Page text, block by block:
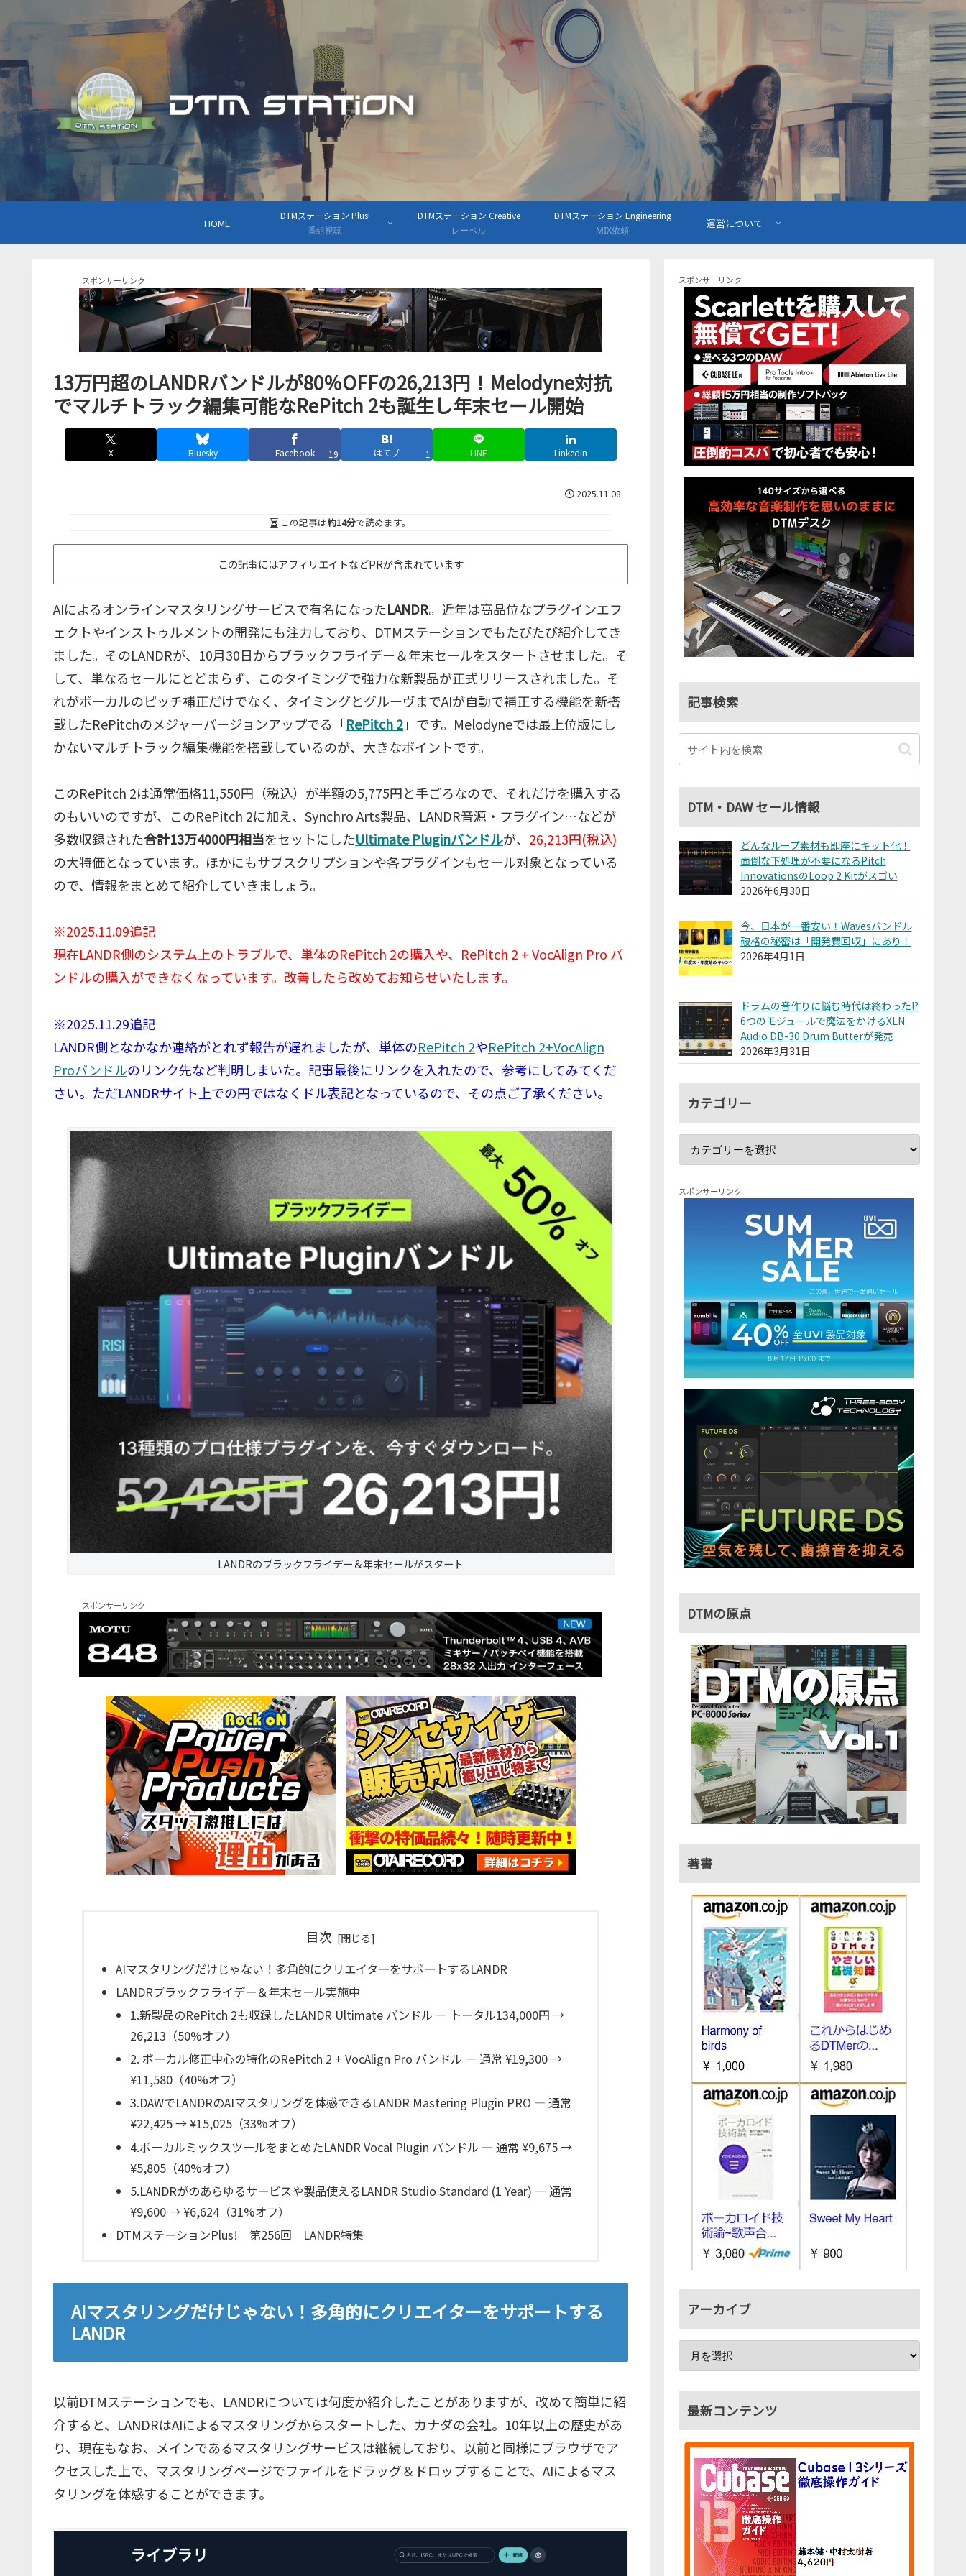
HOME
DTMステーション Plus!
番組視聴
DTMステーション Creative
レーベル
DTMステーション Engineering
MIX依頼
運営について
スポンサーリンク
13万円超のLANDRバンドルが80％OFFの26,213円！Melodyne対抗
でマルチトラック編集可能なRePitch 2も誕生し年末セール開始
X Bluesky Facebook 19 はてブ 1 LINE LinkedIn
2025.11.08
この記事は約14分で読めます。
この記事にはアフィリエイトなどPRが含まれています
AIによるオンラインマスタリングサービスで有名になったLANDR。近年は高品位なプラグインエフ
ェクトやインストゥルメントの開発にも注力しており、DTMステーションでもたびたび紹介してき
ました。そのLANDRが、10月30日からブラックフライデー＆年末セールをスタートさせました。そ
して、単なるセールにとどまらず、このタイミングで強力な新製品が正式リリースされました。そ
れがボーカルのピッチ補正だけでなく、タイミングとグルーヴまでAIが自動で補正する機能を新搭
載したRePitchのメジャーバージョンアップでる「RePitch 2」です。Melodyneでは最上位版にし
かないマルチトラック編集機能を搭載しているのが、大きなポイントです。
このRePitch 2は通常価格11,550円（税込）が半額の5,775円と手ごろなので、それだけを購入する
のもいいのですが、このRePitch 2に加え、Synchro Arts製品、LANDR音源・プラグイン…などが
多数収録された合計13万4000円相当をセットにしたUltimate Pluginバンドルが、 26,213円(税込)
の大特価となっています。ほかにもサブスクリプションや各プラグインもセール対象となっている
ので、情報をまとめて紹介していきましょう。
※2025.11.09追記
現在LANDR側のシステム上のトラブルで、単体のRePitch 2の購入や、RePitch 2 + VocAlign Pro バ
ンドルの購入ができなくなっています。改善したら改めてお知らせいたします。
※2025.11.29追記
LANDR側となかなか連絡がとれず報告が遅れましたが、単体のRePitch 2やRePitch 2+VocAlign
Proバンドルのリンク先など判明しまいた。記事最後にリンクを入れたので、参考にしてみてくだ
さい。ただLANDRサイト上での円ではなくドル表記となっているので、その点ご了承ください。
LANDRのブラックフライデー＆年末セールがスタート
スポンサーリンク
目次
AIマスタリングだけじゃない！多角的にクリエイターをサポートするLANDR
LANDRブラックフライデー＆年末セール実施中
1.新製品のRePitch 2も収録したLANDR Ultimate バンドル — トータル134,000円 →
26,213（50%オフ）
2. ボーカル修正中心の特化のRePitch 2 + VocAlign Pro バンドル — 通常 ¥19,300 →
¥11,580（40%オフ）
3.DAWでLANDRのAIマスタリングを体感できるLANDR Mastering Plugin PRO — 通常
¥22,425 → ¥15,025（33%オフ）
4.ボーカルミックスツールをまとめたLANDR Vocal Plugin バンドル — 通常 ¥9,675 →
¥5,805（40%オフ）
5.LANDRがのあらゆるサービスや製品使えるLANDR Studio Standard (1 Year) — 通常
¥9,600 → ¥6,624（31%オフ）
DTMステーションPlus! 第256回 LANDR特集
AIマスタリングだけじゃない！多角的にクリエイターをサポートする
LANDR
以前DTMステーションでも、LANDRについては何度か紹介したことがありますが、改めて簡単に紹
介すると、LANDRはAIによるマスタリングからスタートした、カナダの会社。10年以上の歴史があ
り、現在もなお、メインであるマスタリングサービスは継続しており、以前と同様にブラウザでア
クセスした上で、マスタリングページでファイルをドラッグ＆ドロップすることで、AIによるマス
タリングを体感することができます。
スポンサーリンク
記事検索
DTM・DAW セール情報
どんなループ素材も即座にキット化！
面倒な下処理が不要になるPitch
InnovationsのLoop 2 Kitがスゴい
2026年6月30日
今、日本が一番安い！Wavesバンドル
破格の秘密は「開発費回収」にあり！
2026年4月1日
ドラムの音作りに悩む時代は終わった!?
6つのモジュールで魔法をかけるXLN
Audio DB-30 Drum Butterが発売
2026年3月31日
カテゴリー
スポンサーリンク
DTMの原点
著書
アーカイブ
最新コンテンツ